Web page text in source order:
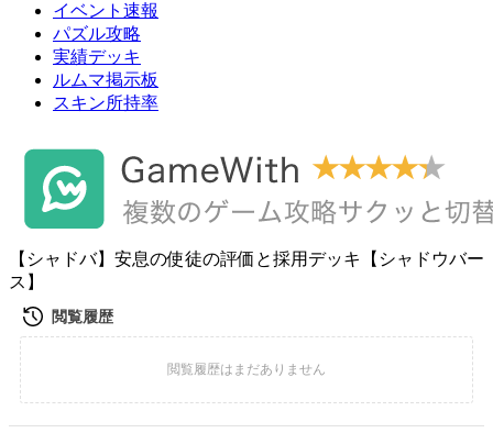
イベント速報
パズル攻略
実績デッキ
ルムマ掲示板
スキン所持率
【シャドバ】安息の使徒の評価と採用デッキ【シャドウバー
ス】